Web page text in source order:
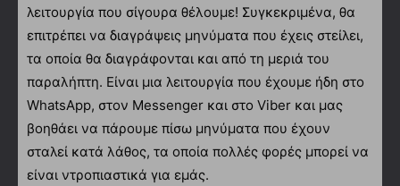
λειτουργία που σίγουρα θέλουμε! Συγκεκριμένα, θα
επιτρέπει να διαγράψεις μηνύματα που έχεις στείλει,
τα οποία θα διαγράφονται και από τη μεριά του
παραλήπτη. Είναι μια λειτουργία που έχουμε ήδη στο
WhatsApp, στον Messenger και στο Viber και μας
βοηθάει να πάρουμε πίσω μηνύματα που έχουν
σταλεί κατά λάθος, τα οποία πολλές φορές μπορεί να
είναι ντροπιαστικά για εμάς.